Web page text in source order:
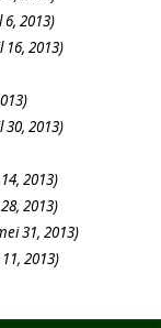
2013)
16, 2013)
30, 2013)
2013)
2013)
31, 2013)
2013)